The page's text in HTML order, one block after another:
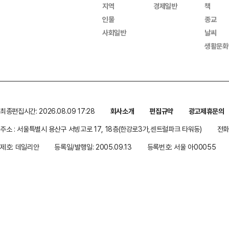
지역
인물
사회일반
경제일반
책
종교
날씨
생활문
최종편집시간: 2026.08.09 17:28 회사소개 편집규약
광고제휴문의
주소 : 서울특별시 용산구 서빙고로 17, 18층(한강로3가,센트럴파크 타워동)
전
제호: 데일리안
등록일/발행일: 2005.09.13 등록번호: 서울 아00055